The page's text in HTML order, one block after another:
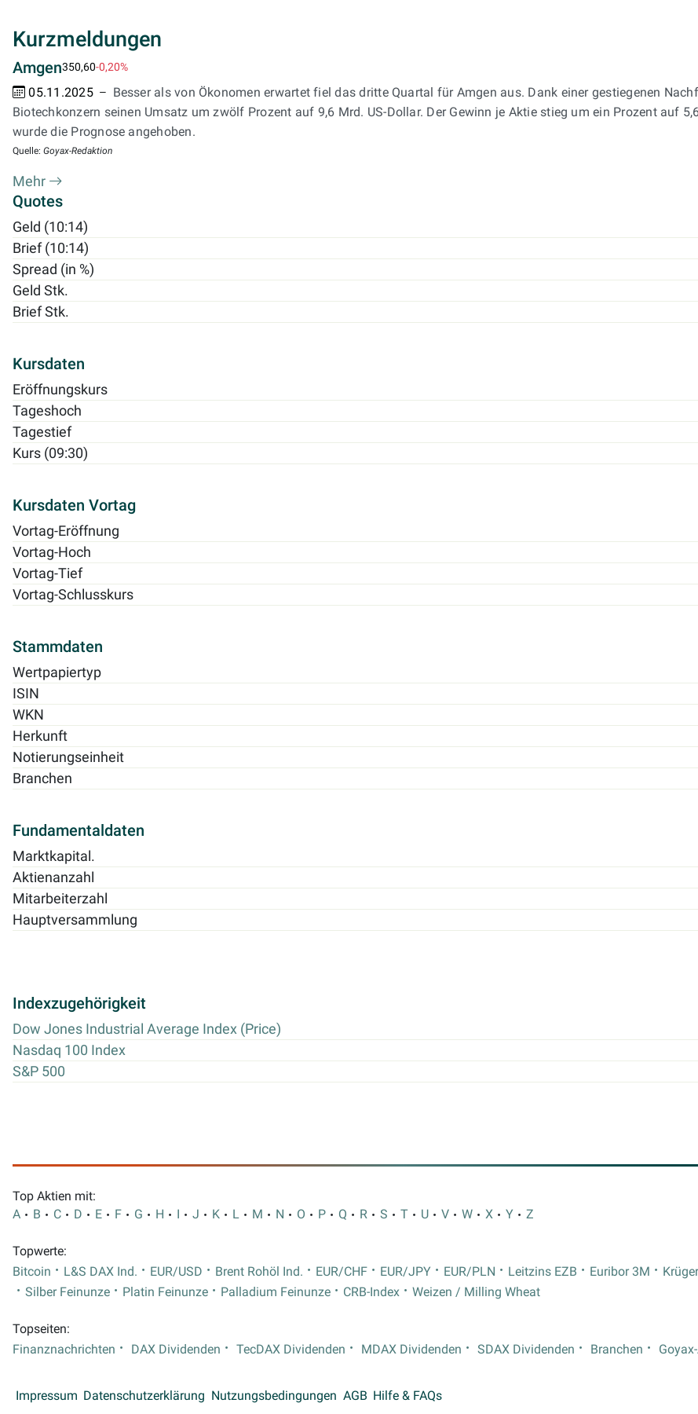
Kurzmeldungen
Amgen350,60-0,20%
05.11.2025
Besser als von Ökonomen erwartet fiel das dritte Quartal für Amgen aus. Dank einer gestiegenen
Biotechkonzern seinen Umsatz um zwölf Prozent auf 9,6 Mrd. US-Dollar. Der Gewinn je Aktie stieg um ein Prozent auf
wurde die Prognose angehoben.
Quelle: Goyax-Redaktion
Mehr
Quotes
Geld (10:14)
Brief (10:14)
Spread (in %)
Geld Stk.
Brief Stk.
Kursdaten
Eröffnungskurs
Tageshoch
Tagestief
Kurs (09:30)
Kursdaten Vortag
Vortag-Eröffnung
Vortag-Hoch
Vortag-Tief
Vortag-Schlusskurs
Stammdaten
Wertpapiertyp
ISIN
WKN
Herkunft
Notierungseinheit
Branchen
Fundamentaldaten
Marktkapital.
Aktienanzahl
Mitarbeiterzahl
Hauptversammlung
Indexzugehörigkeit
Dow Jones Industrial Average Index (Price)
Nasdaq 100 Index
S&P 500
Top Aktien mit:
A
B C D E F G H I J K L M N O P Q R S T U V W X Y Z
Topwerte:
Bitcoin
L&S DAX Ind. EUR/USD Brent Rohöl Ind. EUR/CHF EUR/JPY EUR/PLN Leitzins EZB Euribor 3M
Silber Feinunze
Platin Feinunze Palladium Feinunze CRB-Index Weizen / Milling Wheat
Topseiten:
Finanznachrichten
DAX Dividenden TecDAX Dividenden MDAX Dividenden SDAX Dividenden Branchen
Impressum Datenschutzerklärung Nutzungsbedingungen AGB Hilfe & FAQs